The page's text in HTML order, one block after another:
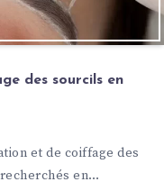
des sourcils en
et de coiffage des
en…